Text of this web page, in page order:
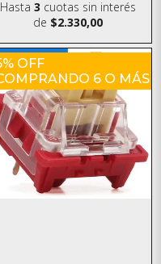
Hasta 3 cuotas sin interés
de $2.330,00
OFF
6 O MÁS